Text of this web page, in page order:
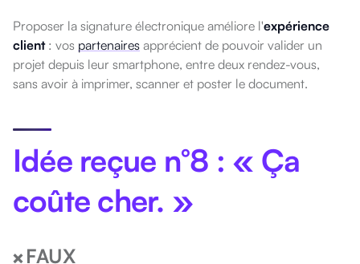
Proposer la signature électronique améliore l'expérience
client: vos partenaires apprécient de pouvoir valider un
projet depuis leur smartphone, entre deux rendez-vous,
sans avoir à imprimer, scanner et poster le document.
Idée reçue n°8 : « Ça
coûte cher. »
❌ FAUX